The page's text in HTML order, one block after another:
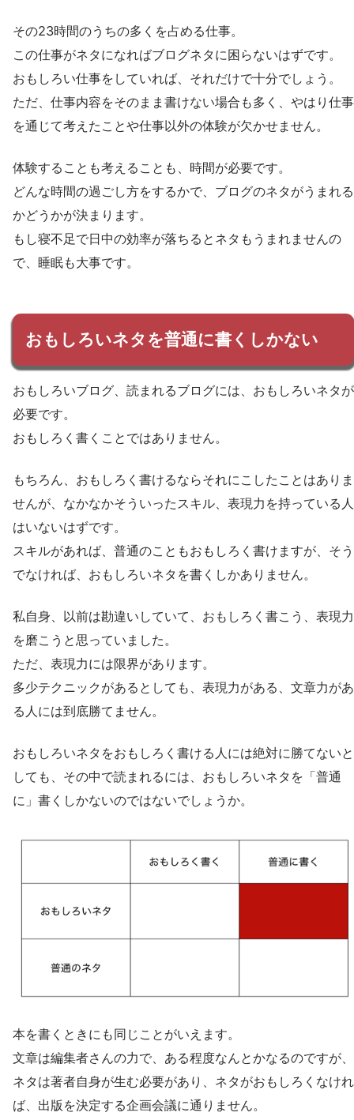
その23時間のうちの多くを占める仕事。
この仕事がネタになればブログネタに困らないはずです。
おもしろい仕事をしていれば、それだけで十分でしょう。
ただ、仕事内容をそのまま書けない場合も多く、やはり仕事
を通じて考えたことや仕事以外の体験が欠かせません。
体験することも考えることも、時間が必要です。
どんな時間の過ごし方をするかで、ブログのネタがうまれる
かどうかが決まります。
もし寝不足で日中の効率が落ちるとネタもうまれませんの
で、睡眠も大事です。
おもしろいネタを普通に書くしかない
おもしろいブログ、読まれるブログには、おもしろいネタが
必要です。
おもしろく書くことではありません。
もちろん、おもしろく書けるならそれにこしたことはありま
せんが、なかなかそういったスキル、表現力を持っている人
はいないはずです。
スキルがあれば、普通のこともおもしろく書けますが、そう
でなければ、おもしろいネタを書くしかありません。
私自身、以前は勘違いしていて、おもしろく書こう、表現力
を磨こうと思っていました。
ただ、表現力には限界があります。
多少テクニックがあるとしても、表現力がある、文章力があ
る人には到底勝てません。
おもしろいネタをおもしろく書ける人には絶対に勝てないと
しても、その中で読まれるには、おもしろいネタを「普通
に」書くしかないのではないでしょうか。
本を書くときにも同じことがいえます。
文章は編集者さんの力で、ある程度なんとかなるのですが、
ネタは著者自身が生む必要があり、ネタがおもしろくなけれ
ば、出版を決定する企画会議に通りません。